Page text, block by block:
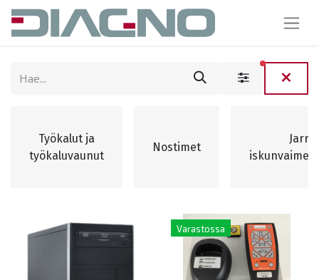
Työkalut ja
työkaluvaunut
Nostimet
Varastossa